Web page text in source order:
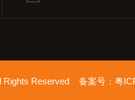
Rights Reserved 备案号： 粤